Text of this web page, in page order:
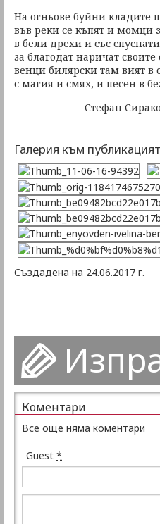
На огньове буйни кладите
във реки се къпят и момци
в бели дрехи и със
за благодат наричат свойте
венци билярски там вият в
с магия и смях, и песен в
Стефан
Галерия към
Създадена на 24.06.2017 г.
Коментари
Все още няма коментари
Guest *